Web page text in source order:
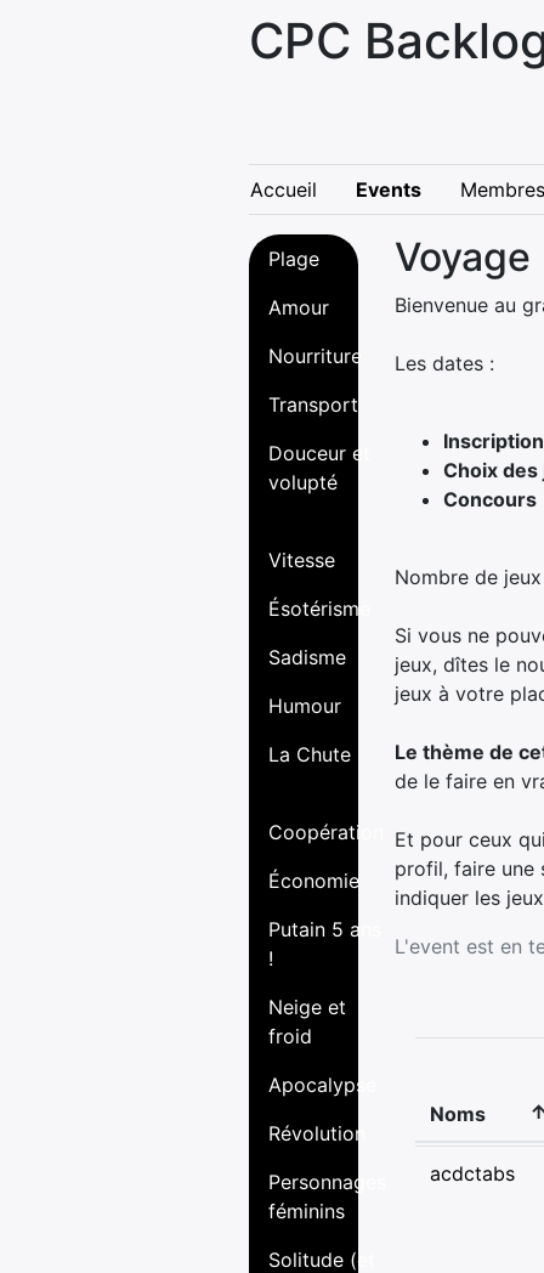
CPC
Accueil Events Membres
Plage
Amour
Nourriture
Transport
Douceur et
volupté
Vitesse
Ésotérisme
Sadisme
Humour
La Chute
Coopération
Économie
Putain 5 ans
!
Neige et
froid
Apocalypse
Révolution
Personnages
féminins
Solitude (et
Voyage
Bienvenue au
Les dates :
Inscription
Choix des
Concours
Nombre de
Si vous ne
jeux, dîtes le
jeux à votre
Le thème de
de le faire en
Et pour ceux
profil, faire une
indiquer les
L'event est en
Noms
acdctabs